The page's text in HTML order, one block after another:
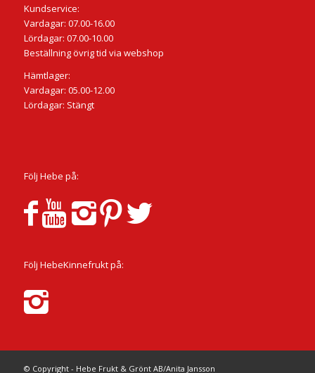
Kundservice:
Vardagar: 07.00-16.00
Lördagar: 07.00-10.00
Beställning övrig tid via webshop
Hämtlager:
Vardagar: 05.00-12.00
Lördagar: Stängt
Följ Hebe på:
Följ HebeKinnefrukt på:
© Copyright - Hebe Frukt & Grönt AB/Anita Jansson